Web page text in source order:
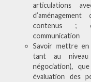
articulations
contenus ;
communication
Savoir mettre en
tant au
négociation),
évaluation des